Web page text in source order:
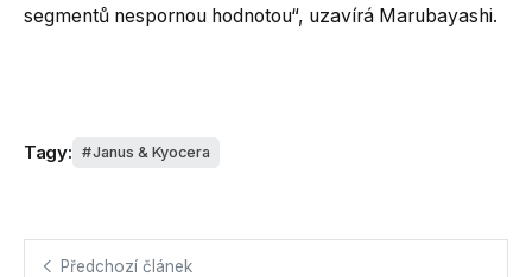
segmentů nespornou hodnotou“, uzavírá Marubayashi.
Tagy: Janus & Kyocera
Předchozí článek